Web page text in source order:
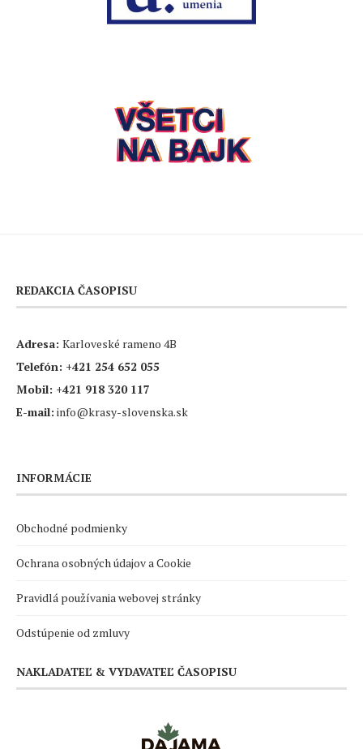
REDAKCIA ČASOPISU
Adresa: Karloveské rameno 4B
Telefón: +421 254 652 055
Mobil: +421 918 320 117
E-mail: info@krasy-slovenska.sk
INFORMÁCIE
Obchodné podmienky
Ochrana osobných údajov a Cookie
Pravidlá používania webovej stránky
Odstúpenie od zmluvy
NAKLADATEĽ & VYDAVATEĽ ČASOPISU